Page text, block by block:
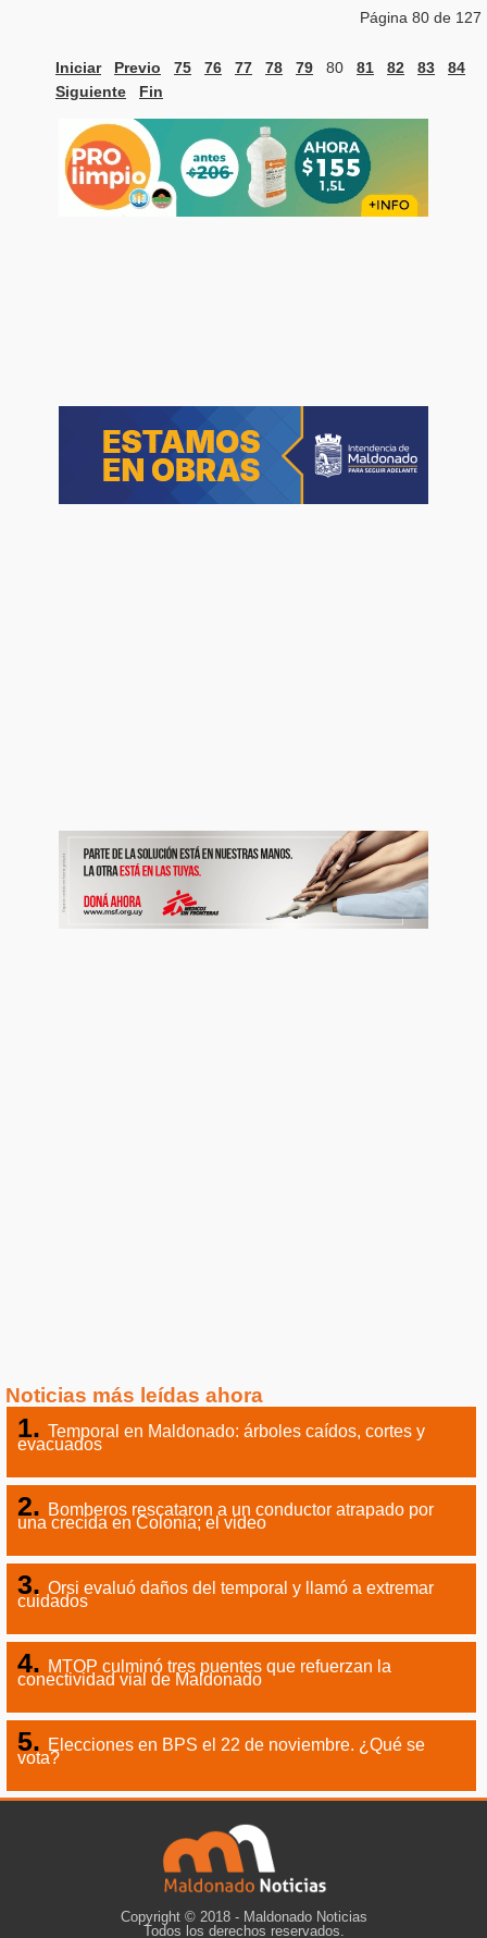
Página 80 de 127
Iniciar Previo 75 76 77 78 79 80 81 82 83
84
Siguiente
Fin
Noticias más leídas ahora
Temporal en Maldonado: árboles caídos, cortes y
evacuados
Bomberos rescataron a un conductor atrapado por
una crecida en Colonia; el video
Orsi evaluó daños del temporal y llamó a extremar
cuidados
MTOP culminó tres puentes que refuerzan la
conectividad vial de Maldonado
Elecciones en BPS el 22 de noviembre. ¿Qué se
vota?
Copyright © 2018 - Maldonado Noticias
Todos los derechos reservados.